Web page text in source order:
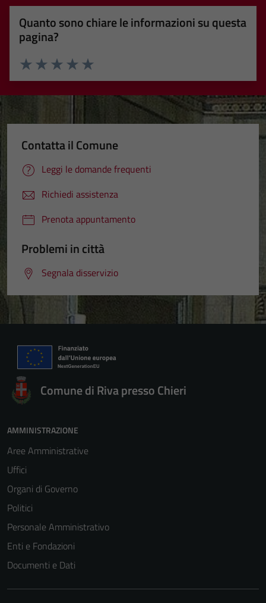
Quanto sono chiare le informazioni su questa
pagina?
Valuta 5 stelle su 5
Valuta 4 stelle su 5
Valuta 3 stelle su 5
Valuta 2 stelle su 5
Valuta 1 stelle su 5
Contatta il Comune
Leggi le domande frequenti
Richiedi assistenza
Prenota appuntamento
Problemi in città
Segnala disservizio
Comune di Riva presso Chieri
AMMINISTRAZIONE
Aree Amministrative
Uffici
Organi di Governo
Politici
Personale Amministrativo
Enti e Fondazioni
Documenti e Dati